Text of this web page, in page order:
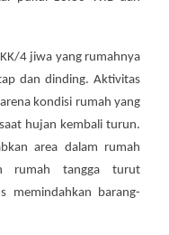
4 jiwa yang rumahnya
dan dinding. Aktivitas
kondisi rumah yang
hujan kembali turun.
area dalam rumah
rumah tangga turut
memindahkan barang-